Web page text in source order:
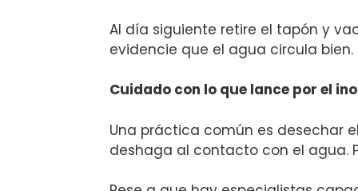
Al día siguiente retire el tapón y
evidencie que el agua circula bien.
Cuidado con lo que lance por el
Una práctica común es desechar
deshaga al contacto con el agua.